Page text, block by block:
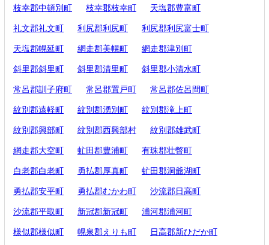
枝幸郡中頓別町 枝幸郡枝幸町 天塩郡豊富町
礼文郡礼文町 利尻郡利尻町 利尻郡利尻富士町
天塩郡幌延町 網走郡美幌町 網走郡津別町
斜里郡斜里町 斜里郡清里町 斜里郡小清水町
常呂郡訓子府町 常呂郡置戸町 常呂郡佐呂間町
紋別郡遠軽町 紋別郡湧別町 紋別郡滝上町
紋別郡興部町 紋別郡西興部村 紋別郡雄武町
網走郡大空町 虻田郡豊浦町 有珠郡壮瞥町
白老郡白老町 勇払郡厚真町 虻田郡洞爺湖町
勇払郡安平町 勇払郡むかわ町 沙流郡日高町
沙流郡平取町 新冠郡新冠町 浦河郡浦河町
様似郡様似町 幌泉郡えりも町 日高郡新ひだか町